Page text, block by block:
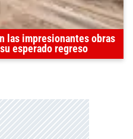
las impresionantes obras
esperado regreso